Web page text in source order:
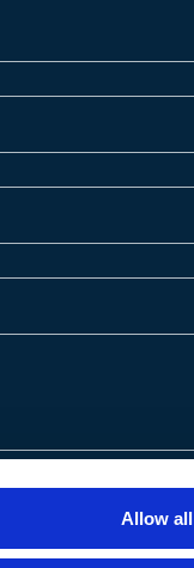
Allow all